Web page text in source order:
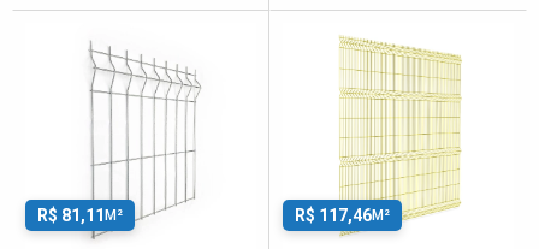
R$ 81,11 M² R$ 117,46M²